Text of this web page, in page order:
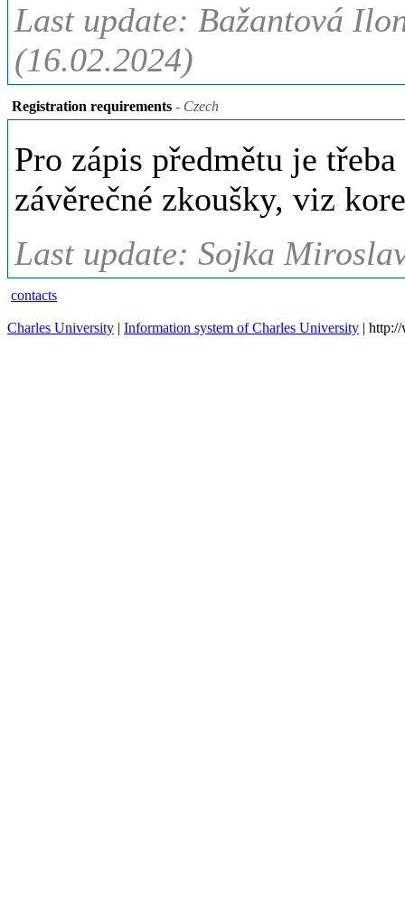
Last update: Bažantová
(16.02.2024)
Registration requirements - Czech
Pro zápis předmětu je
závěrečné zkoušky, viz
Last update: Sojka
contacts
Charles University | Information system of Charles University |